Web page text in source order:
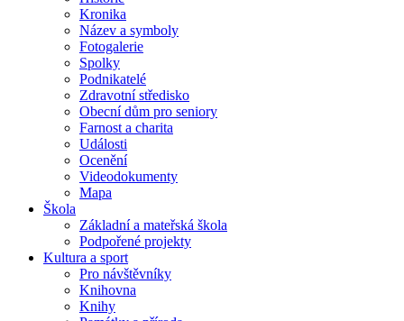
Kronika
Název a symboly
Fotogalerie
Spolky
Podnikatelé
Zdravotní středisko
Obecní dům pro seniory
Farnost a charita
Události
Ocenění
Videodokumenty
Mapa
Škola
Základní a mateřská škola
Podpořené projekty
Kultura a sport
Pro návštěvníky
Knihovna
Knihy